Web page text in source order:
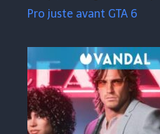
Pro juste avant GTA 6